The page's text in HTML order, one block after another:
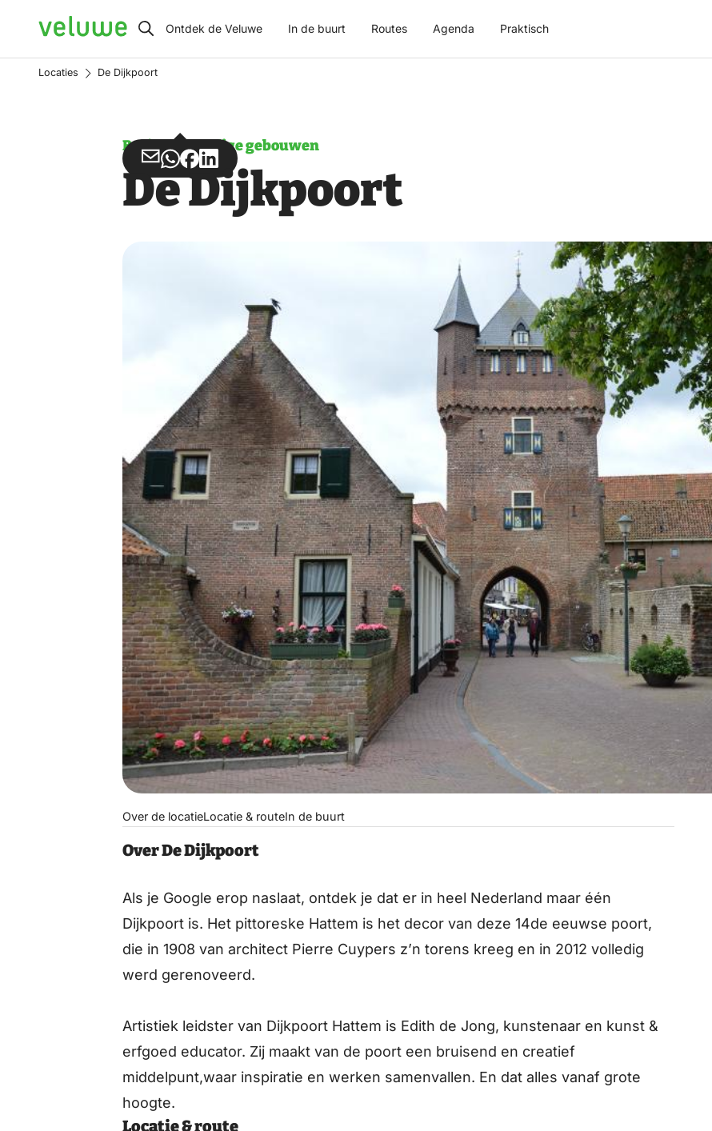
Veluwe Ontdek de Veluwe In de buurt Routes Agenda Praktisch
Locaties De Dijkpoort
Bezienswaardige gebouwen
Deel
via
Deel
via
WhatsApp
Deel
Facebook
Deel
op
LinkedIn
De Dijkpoort
Over de locatieLocatie & routeIn de buurt
Over De Dijkpoort
Als je Google erop naslaat, ontdek je dat er in heel Nederland maar één
Dijkpoort is. Het pittoreske Hattem is het decor van deze 14de eeuwse poort,
die in 1908 van architect Pierre Cuypers z’n torens kreeg en in 2012 volledig
werd gerenoveerd.
Artistiek leidster van Dijkpoort Hattem is Edith de Jong, kunstenaar en kunst &
erfgoed educator. Zij maakt van de poort een bruisend en creatief
middelpunt,waar inspiratie en werken samenvallen. En dat alles vanaf grote
hoogte.
Locatie & route